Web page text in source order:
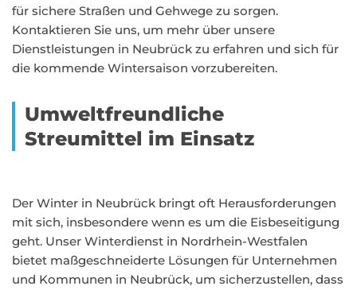
für sichere Straßen und Gehwege zu sorgen.
Kontaktieren Sie uns, um mehr über unsere
Dienstleistungen in Neubrück zu erfahren und sich für
die kommende Wintersaison vorzubereiten.
Umweltfreundliche
Streumittel im Einsatz
Der Winter in Neubrück bringt oft Herausforderungen
mit sich, insbesondere wenn es um die Eisbeseitigung
geht. Unser Winterdienst in Nordrhein-Westfalen
bietet maßgeschneiderte Lösungen für Unternehmen
und Kommunen in Neubrück, um sicherzustellen, dass